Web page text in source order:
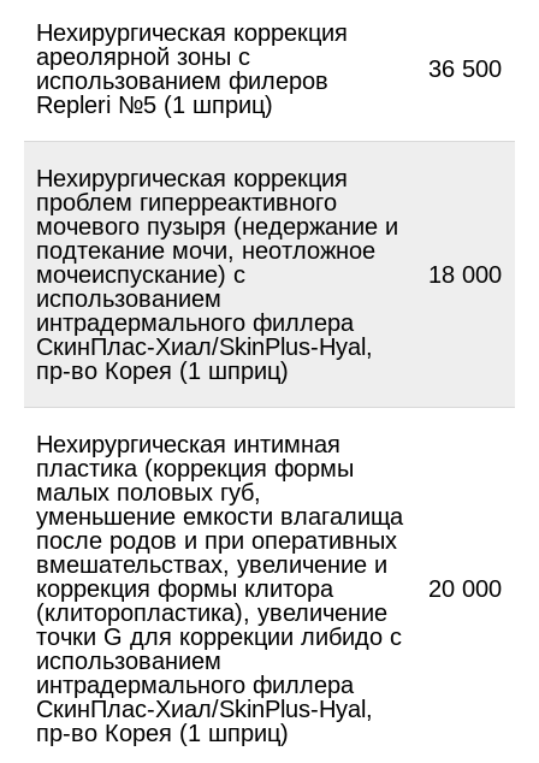
Нехирургическая коррекция
ареолярной зоны с
использованием филеров
Repleri №5 (1 шприц)
36 500
Нехирургическая коррекция
проблем гиперреактивного
мочевого пузыря (недержание и
подтекание мочи, неотложное
мочеиспускание) с
использованием
интрадермального филлера
СкинПлас-Хиал/SkinPlus-Hyal,
пр-во Корея (1 шприц)
18 000
Нехирургическая интимная
пластика (коррекция формы
малых половых губ,
уменьшение емкости влагалища
после родов и при оперативных
вмешательствах, увеличение и
коррекция формы клитора
(клиторопластика), увеличение
точки G для коррекции либидо с
использованием
интрадермального филлера
СкинПлас-Хиал/SkinPlus-Hyal,
пр-во Корея (1 шприц)
20 000